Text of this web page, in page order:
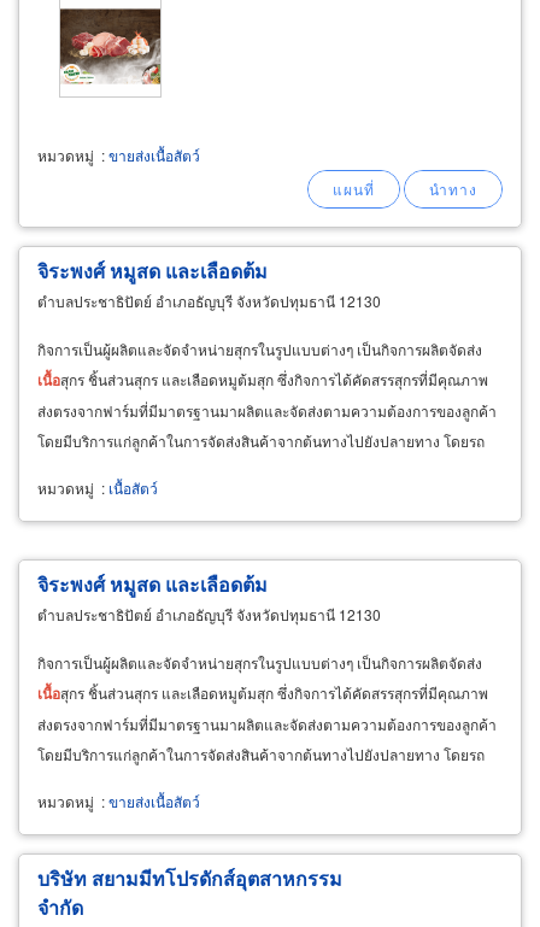
หมวดหมู่ :ขายส่งเนื้อสัตว์
จิระพงศ์ หมูสด และเลือดต้ม
ตำบลประชาธิปัตย์ อำเภอธัญบุรี จังหวัดปทุมธานี 12130
กิจการเป็นผู้ผลิตและจัดจำหน่ายสุกรในรูปแบบต่างๆ เป็นกิจการผลิตจัดส่ง
เนื้อสุกร ชิ้นส่วนสุกร และเลือดหมูต้มสุก ซึ่งกิจการได้คัดสรรสุกรที่มีคุณภาพ
ส่งตรงจากฟาร์มที่มีมาตรฐานมาผลิตและจัดส่งตามความต้องการของลูกค้า
โดยมีบริการแก่ลูกค้าในการจัดส่งสินค้าจากต้นทางไปยังปลายทาง โดยรถ
ต้องการ
หมวดหมู่ : เนื้อสัตว์
จิระพงศ์ หมูสด และเลือดต้ม
ตำบลประชาธิปัตย์ อำเภอธัญบุรี จังหวัดปทุมธานี 12130
กิจการเป็นผู้ผลิตและจัดจำหน่ายสุกรในรูปแบบต่างๆ เป็นกิจการผลิตจัดส่ง
เนื้อสุกร ชิ้นส่วนสุกร และเลือดหมูต้มสุก ซึ่งกิจการได้คัดสรรสุกรที่มีคุณภาพ
ส่งตรงจากฟาร์มที่มีมาตรฐานมาผลิตและจัดส่งตามความต้องการของลูกค้า
โดยมีบริการแก่ลูกค้าในการจัดส่งสินค้าจากต้นทางไปยังปลายทาง โดยรถ
ต้องการ
หมวดหมู่ :ขายส่งเนื้อสัตว์
บริษัท สยามมีทโปรดักส์อุตสาหกรรม
จำกัด